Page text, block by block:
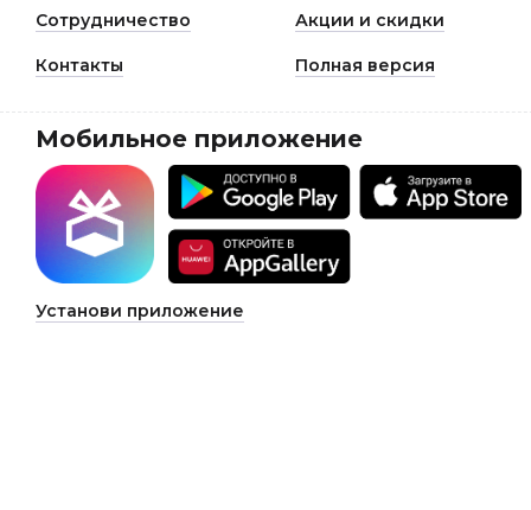
Сотрудничество Акции и скидки
Контакты Полная версия
Мобильное приложение
Установи приложение